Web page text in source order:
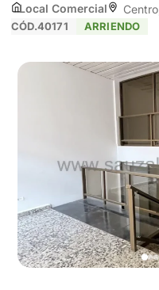
Local Comercial Centro
CÓD.40171 ARRIENDO